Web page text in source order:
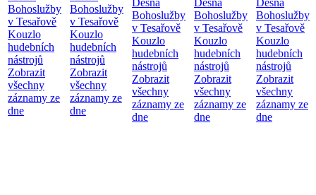
Bohoslužby
v Tesařově
Kouzlo
hudebních
nástrojů
Zobrazit
všechny
záznamy ze
dne
Bohoslužby
v Tesařově
Kouzlo
hudebních
nástrojů
Zobrazit
všechny
záznamy ze
dne
Desná
Bohoslužby
v Tesařově
Kouzlo
hudebních
nástrojů
Zobrazit
všechny
záznamy ze
dne
Desná
Bohoslužby
v Tesařově
Kouzlo
hudebních
nástrojů
Zobrazit
všechny
záznamy ze
dne
Desná
Bohoslužby
v Tesařově
Kouzlo
hudebních
nástrojů
Zobrazit
všechny
záznamy ze
dne